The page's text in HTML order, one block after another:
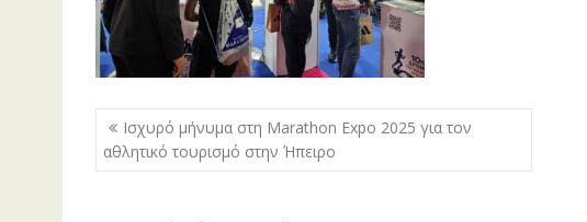
Πλοήγηση
άρθρων
Ισχυρό μήνυμα στη Marathon Expo 2025 για τον
αθλητικό τουρισμό στην Ήπειρο